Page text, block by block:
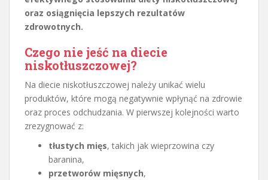
oraz osiągnięcia lepszych rezultatów
zdrowotnych.
Czego nie jeść na diecie
niskotłuszczowej?
Na diecie niskotłuszczowej należy unikać wielu
produktów, które mogą negatywnie wpłynąć na zdrowie
oraz proces odchudzania. W pierwszej kolejności warto
zrezygnować z:
tłustych mięs, takich jak wieprzowina czy
baranina,
przetworów mięsnych,